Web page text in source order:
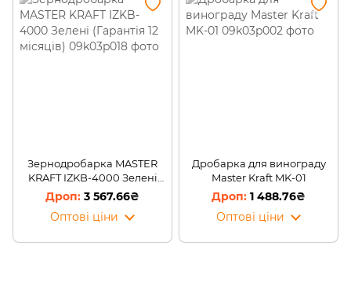
Зернодробарка MASTER
KRAFT IZKB-4000 Зелені
(Гарантія 12 місяців)
3 567.66₴
Оптові ціни
Дробарка для винограду
Master Kraft MK-01
1 488.76₴
Оптові ціни